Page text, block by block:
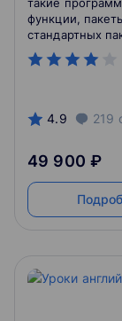
функции,
стандартных
загрузки
влияния на
4.9 219
49 900 ₽